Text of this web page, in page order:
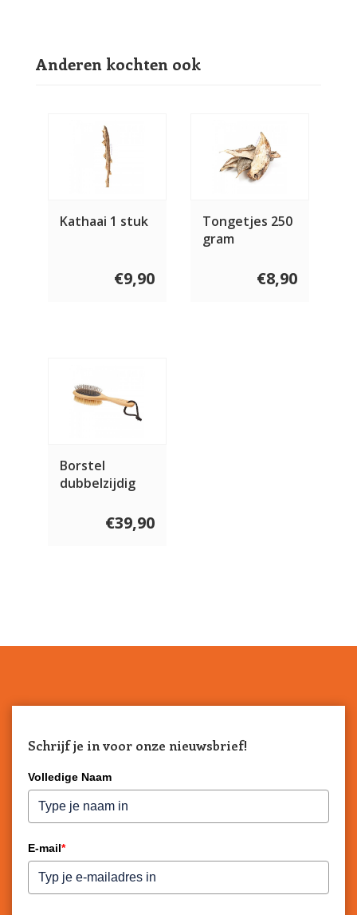
Anderen kochten ook
Kathaai 1 stuk
€9,90
Tongetjes 250
gram
€8,90
Borstel
dubbelzijdig
€39,90
Schrijf je in voor onze nieuwsbrief!
Volledige Naam
E-mail*